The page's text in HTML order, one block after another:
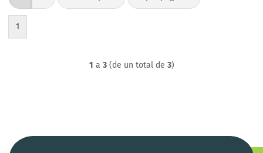
1
1 a 3(de un total de 3)